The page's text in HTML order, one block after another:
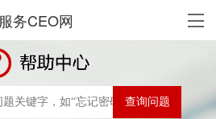
服务CEO网